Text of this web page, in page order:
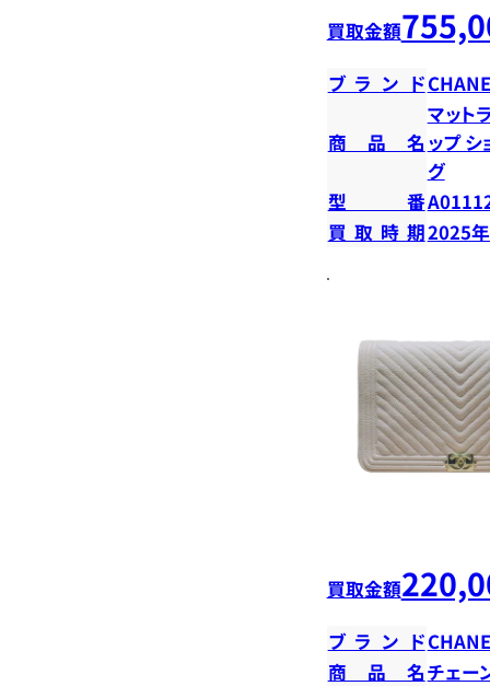
買取金額
ブランド
商品名
マット
ップ シ
グ
型番
買取時期2025
買取金額
ブランド
商品名チェー